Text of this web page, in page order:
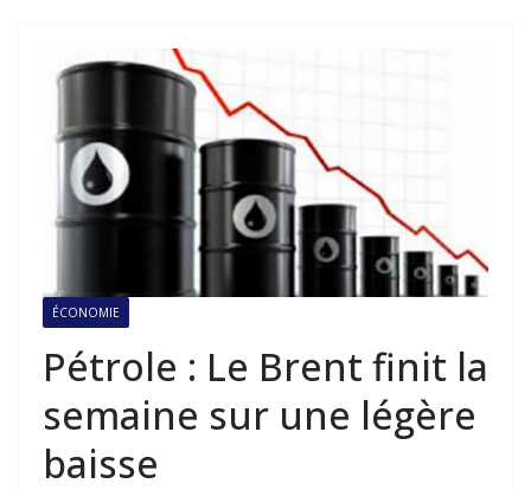
ÉCONOMIE
Pétrole : Le Brent finit la
semaine sur une légère
baisse